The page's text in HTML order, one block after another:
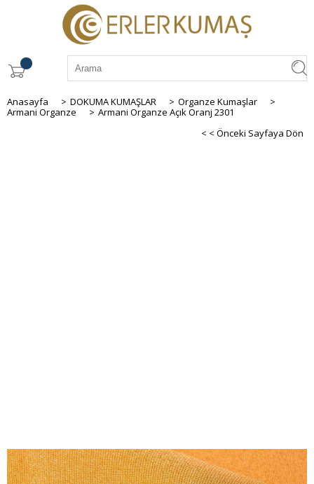
Anasayfa > DOKUMA KUMAŞLAR > Organze Kumaşlar
>
Armani Organze
> Armani Organze Açık Oranj 2301
< < Önceki Sayfaya Dön